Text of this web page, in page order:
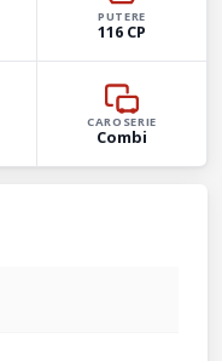
PUTERE
116 CP
CAROSERIE
Combi